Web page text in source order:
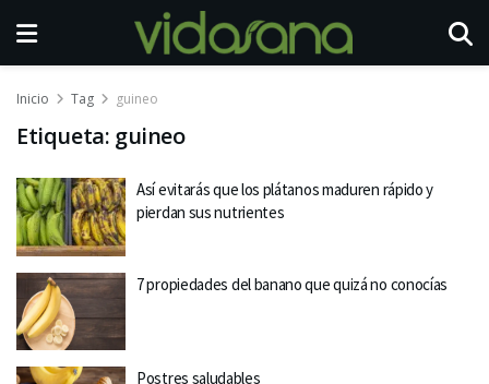
Inicio Tag guineo
Etiqueta: guineo
Así evitarás que los plátanos maduren rápido y
pierdan sus nutrientes
7 propiedades del banano que quizá no conocías
Postres saludables